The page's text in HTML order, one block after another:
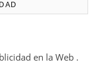
en la Web .